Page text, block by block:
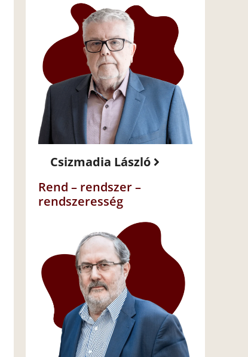
Csizmadia László
Rend – rendszer –
rendszeresség